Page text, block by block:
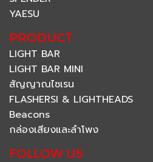
YAESU
PRODUCT
LIGHT BAR
LIGHT BAR MINI
สัญญาณไซเรน
FLASHERSI & LIGHTHEADS
Beacons
กล่องเสียงและลำโพง
FOLLOW US